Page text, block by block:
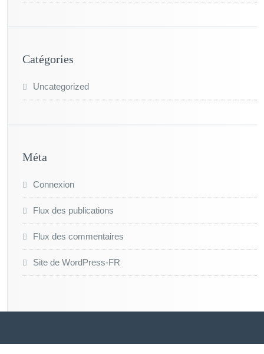
Catégories
Uncategorized
Méta
Connexion
Flux des publications
Flux des commentaires
Site de WordPress-FR